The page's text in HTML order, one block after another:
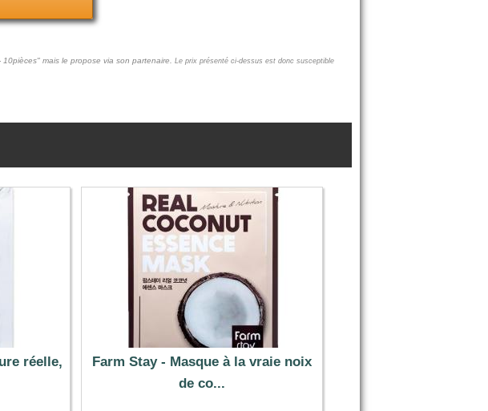
mais le propose via son partenaire. Le prix présenté ci-dessus est donc susceptible
réelle,
Farm Stay - Masque à la vraie noix
de co...